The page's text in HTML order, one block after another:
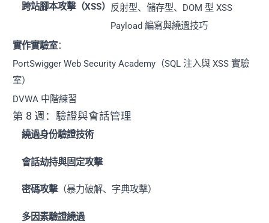
跨站腳本攻擊（XSS） 反射型、儲存型、DOM 型 XSS
Payload 編寫與繞過技巧
實作實驗室：
PortSwigger Web Security Academy（SQL 注入與 XSS 實驗
室）
DVWA 中階練習
第 8 週：驗證與會話管理
繞過身份驗證技術
會話劫持與固定攻擊
密碼攻擊（暴力破解、字典攻擊）
多因素驗證繞過